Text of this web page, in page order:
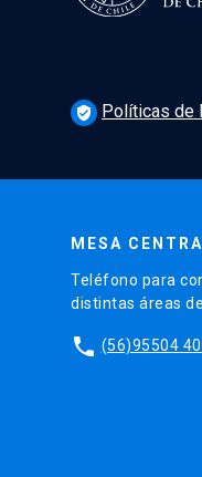
verified_user Políticas de
MESA
Teléfono para
distintas áreas
phone (56)95504